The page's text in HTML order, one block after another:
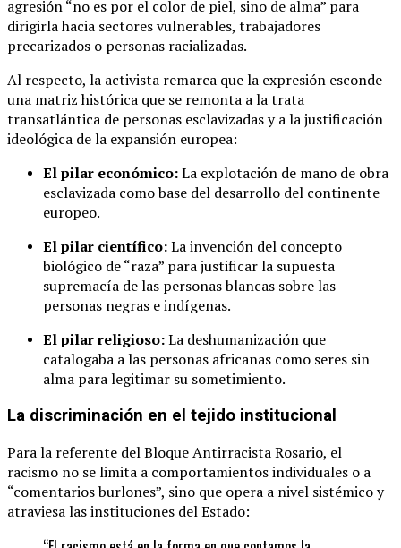
agresión “no es por el color de piel, sino de alma” para
dirigirla hacia sectores vulnerables, trabajadores
precarizados o personas racializadas.
Al respecto, la activista remarca que la expresión esconde
una matriz histórica que se remonta a la trata
transatlántica de personas esclavizadas y a la justificación
ideológica de la expansión europea:
El pilar económico:La explotación de mano de obra
esclavizada como base del desarrollo del continente
europeo.
El pilar científico:La invención del concepto
biológico de “raza” para justificar la supuesta
supremacía de las personas blancas sobre las
personas negras e indígenas.
El pilar religioso:La deshumanización que
catalogaba a las personas africanas como seres sin
alma para legitimar su sometimiento.
La discriminación en el tejido institucional
Para la referente del Bloque Antirracista Rosario, el
racismo no se limita a comportamientos individuales o a
“comentarios burlones”, sino que opera a nivel sistémico y
atraviesa las instituciones del Estado: